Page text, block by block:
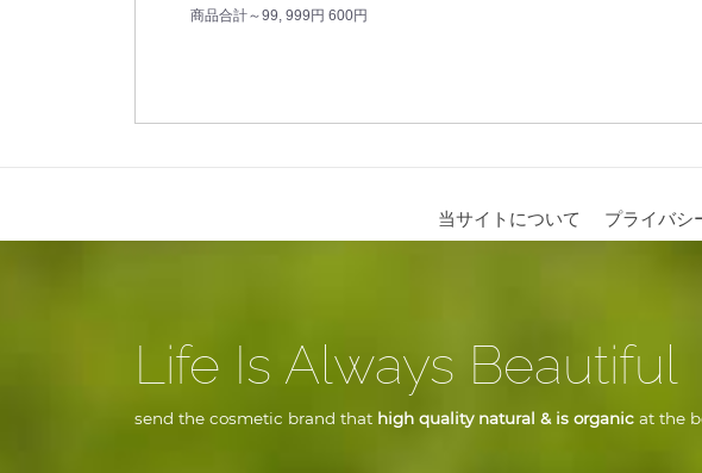
商品合計～99, 999円 600円
当サイトについて プライバシ
Life Is Always Beautiful
send the cosmetic brand that high quality natural & is organic at the